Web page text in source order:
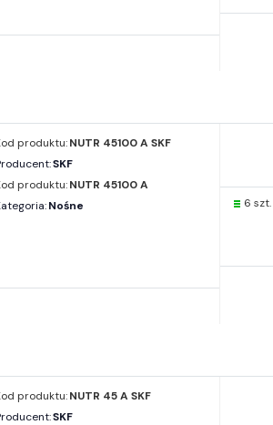
produktu:NUTR 45100 A SKF
SKF
produktu:NUTR 45100 A
Nośne 6 szt.
produktu:NUTR 45 A SKF
SKF